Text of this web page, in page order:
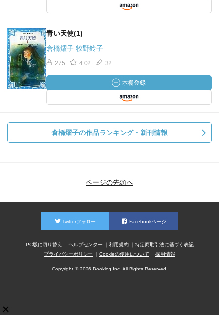
青い天使(1)
倉橋燿子 牧野鈴子
275 4.02 32
倉橋燿子の作品ランキング・新刊情報
ページの先頭へ
Twitterフォロー Facebookページ
PC版に切り替え ヘルプセンター 利用規約
特定商取引法に基づく表記
プライバシーポリシー
Cookieの使用について 採用情報
Copyright © 2026 Booklog,Inc. All Rights Reserved.